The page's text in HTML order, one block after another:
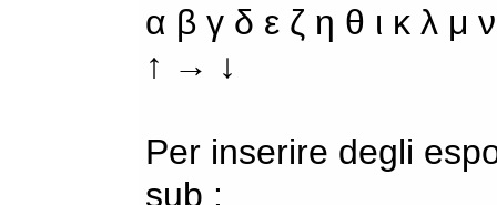
α β γ δ ε ζ η θ ι κ λ
↑ → ↓
Per inserire degli
sub :